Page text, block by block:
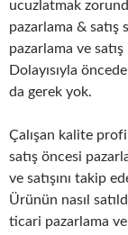
ucuzlatmak
pazarlama &
pazarlama ve
Dolayısıyla
da gerek yok.
Çalışan kalite
satış öncesi
ve satışını takip
Ürünün nasıl
ticari pazarlama ve